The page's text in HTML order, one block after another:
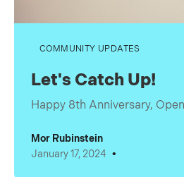
COMMUNITY UPDATES
Let's Catch Up!
Happy 8th Anniversary,
Mor Rubinstein
January 17, 2024 •